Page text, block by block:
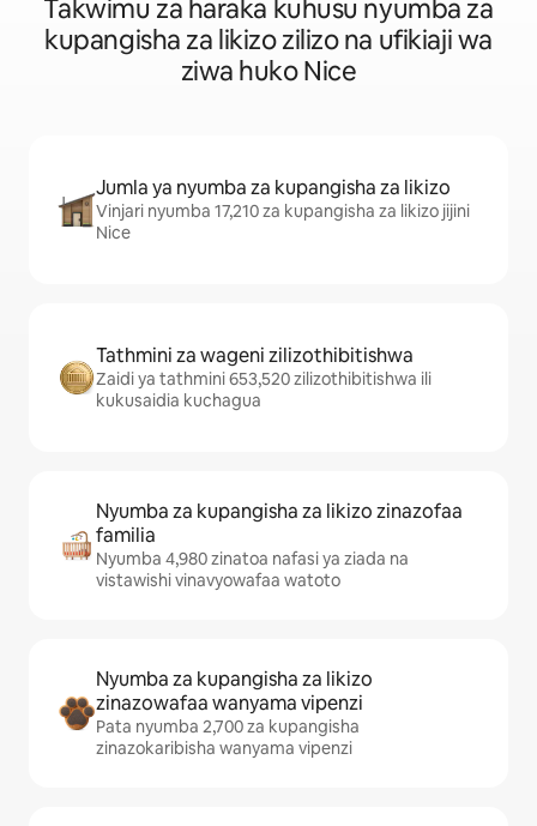
Takwimu za haraka kuhusu nyumba za
kupangisha za likizo zilizo na ufikiaji wa
ziwa huko Nice
Jumla ya nyumba za kupangisha za likizo
Vinjari nyumba 17,210 za kupangisha za likizo jijini
Nice
Tathmini za wageni zilizothibitishwa
Zaidi ya tathmini 653,520 zilizothibitishwa ili
kukusaidia kuchagua
Nyumba za kupangisha za likizo zinazofaa
familia
Nyumba 4,980 zinatoa nafasi ya ziada na
vistawishi vinavyowafaa watoto
Nyumba za kupangisha za likizo
zinazowafaa wanyama vipenzi
Pata nyumba 2,700 za kupangisha
zinazokaribisha wanyama vipenzi